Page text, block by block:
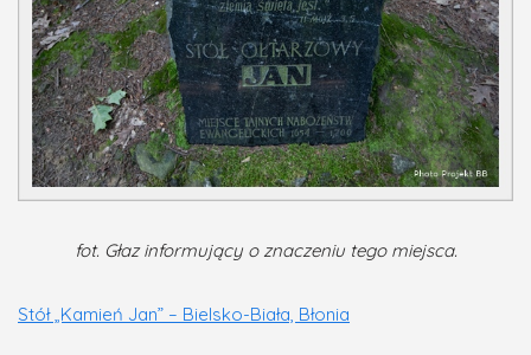
fot. Głaz informujący o znaczeniu tego miejsca.
Stół „Kamień Jan” – Bielsko-Biała, Błonia